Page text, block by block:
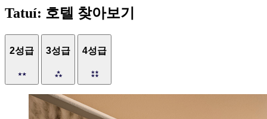
Tatuí: 호텔 찾아보기
2성급 3성급 4성급